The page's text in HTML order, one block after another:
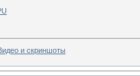
и скриншоты